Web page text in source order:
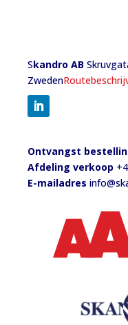
Skandro AB
Zweden
Ontvangst
Afdeling verkoop
E-mailadres